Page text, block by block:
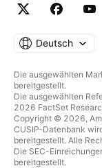
Deutsch
Die ausgewählten
bereitgestellt.
Die ausgewählten
2026 FactSet
Copyright © 2026,
CUSIP-Datenbank
bereitgestellt. Alle
Die SEC-
bereitgestellt.